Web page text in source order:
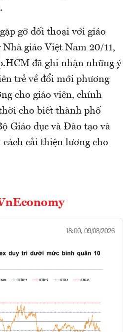
gỡ đối thoại với giáo
giáo Việt Nam 20/11,
đã ghi nhận những ý
trẻ về đổi mới phương
cho giáo viên, chính
cho biết thành phố
Giáo dục và Đào tạo và
cải thiện lương cho
18:00, 09/08/2026